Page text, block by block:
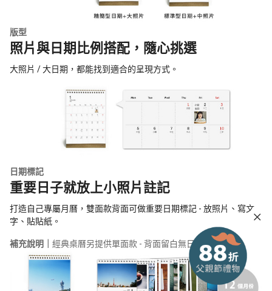
版型
照片與日期比例搭配，隨心挑選
大照片 / 大日期，都能找到適合的呈現方式。
日期標記
重要日子就放上小照片註記
打造自己專屬月曆，雙面款背面可做重要日期標記 - 放照片、寫文
字、貼貼紙。
補充說明｜ 經典桌曆另提供單面款 - 背面留白無日期格子